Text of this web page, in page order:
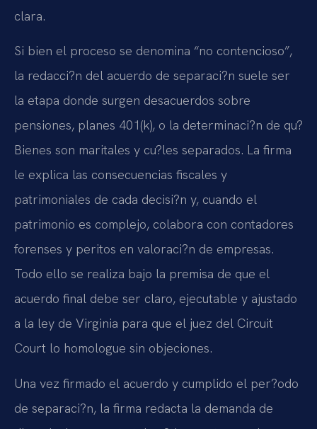
clara.
Si bien el proceso se denomina “no contencioso”,
la redacci?n del acuerdo de separaci?n suele ser
la etapa donde surgen desacuerdos sobre
pensiones, planes 401(k), o la determinaci?n de qu?
Bienes son maritales y cu?les separados. La firma
le explica las consecuencias fiscales y
patrimoniales de cada decisi?n y, cuando el
patrimonio es complejo, colabora con contadores
forenses y peritos en valoraci?n de empresas.
Todo ello se realiza bajo la premisa de que el
acuerdo final debe ser claro, ejecutable y ajustado
a la ley de Virginia para que el juez del Circuit
Court lo homologue sin objeciones.
Una vez firmado el acuerdo y cumplido el per?odo
de separaci?n, la firma redacta la demanda de